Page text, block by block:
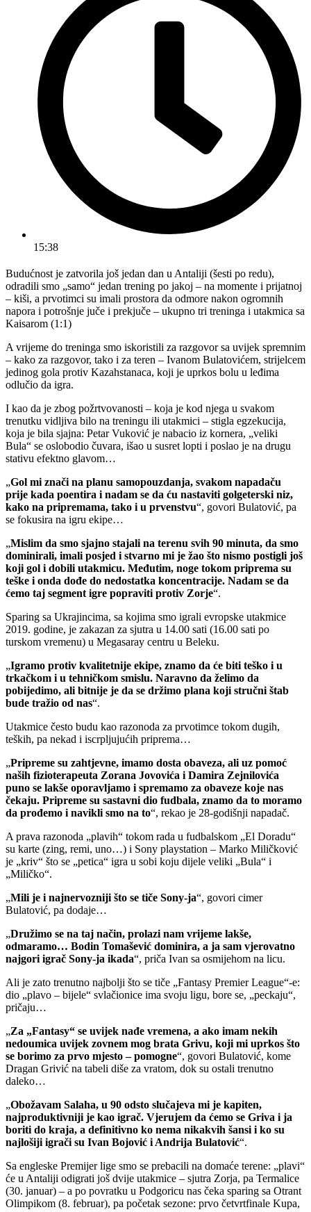
15:38
Budućnost je zatvorila još jedan dan u Antaliji (šesti po redu),
odradili smo „samo“ jedan trening po jakoj – na momente i prijatnoj
– kiši, a prvotimci su imali prostora da odmore nakon ogromnih
napora i potrošnje juče i prekjuče – ukupno tri treninga i utakmica sa
Kaisarom (1:1)
A vrijeme do treninga smo iskoristili za razgovor sa uvijek spremnim
– kako za razgovor, tako i za teren – Ivanom Bulatovićem, strijelcem
jedinog gola protiv Kazahstanaca, koji je uprkos bolu u leđima
odlučio da igra.
I kao da je zbog požrtvovanosti – koja je kod njega u svakom
trenutku vidljiva bilo na treningu ili utakmici – stigla egzekucija,
koja je bila sjajna: Petar Vuković je nabacio iz kornera, „veliki
Bula“ se oslobodio čuvara, išao u susret lopti i poslao je na drugu
stativu efektno glavom…
„Gol mi znači na planu samopouzdanja, svakom napadaču
prije kada poentira i nadam se da ću nastaviti golgeterski niz,
kako na pripremama, tako i u prvenstvu“, govori Bulatović, pa
se fokusira na igru ekipe…
„Mislim da smo sjajno stajali na terenu svih 90 minuta, da smo
dominirali, imali posjed i stvarno mi je žao što nismo postigli još
koji gol i dobili utakmicu. Međutim, noge tokom priprema su
teške i onda dođe do nedostatka koncentracije. Nadam se da
ćemo taj segment igre popraviti protiv Zorje“.
Sparing sa Ukrajincima, sa kojima smo igrali evropske utakmice
2019. godine, je zakazan za sjutra u 14.00 sati (16.00 sati po
turskom vremenu) u Megasaray centru u Beleku.
„Igramo protiv kvalitetnije ekipe, znamo da će biti teško i u
trkačkom i u tehničkom smislu. Naravno da želimo da
pobijedimo, ali bitnije je da se držimo plana koji stručni štab
bude tražio od nas“.
Utakmice često budu kao razonoda za prvotimce tokom dugih,
teških, pa nekad i iscrpljujućih priprema…
„Pripreme su zahtjevne, imamo dosta obaveza, ali uz pomoć
naših fizioterapeuta Zorana Jovovića i Damira Zejnilovića
puno se lakše oporavljamo i spremamo za obaveze koje nas
čekaju. Pripreme su sastavni dio fudbala, znamo da to moramo
da prođemo i navikli smo na to“, rekao je 28-godišnji napadač.
A prava razonoda „plavih“ tokom rada u fudbalskom „El Doradu“
su karte (zing, remi, uno…) i Sony playstation – Marko Miličković
je „kriv“ što se „petica“ igra u sobi koju dijele veliki „Bula“ i
„Miličko“.
„Mili je i najnervozniji što se tiče Sony-ja“, govori cimer
Bulatović, pa dodaje…
„Družimo se na taj način, prolazi nam vrijeme lakše,
odmaramo… Bodin Tomašević dominira, a ja sam vjerovatno
najgori igrač Sony-ja ikada“, priča Ivan sa osmijehom na licu.
Ali je zato trenutno najbolji što se tiče „Fantasy Premier League“-e:
dio „plavo – bijele“ svlačionice ima svoju ligu, bore se, „peckaju“,
pričaju…
„Za „Fantasy“ se uvijek nađe vremena, a ako imam nekih
nedoumica uvijek zovnem mog brata Grivu, koji mi uprkos što
se borimo za prvo mjesto – pomogne“, govori Bulatović, kome
Dragan Grivić na tabeli diše za vratom, dok su ostali trenutno
daleko…
„Obožavam Salaha, u 90 odsto slučajeva mi je kapiten,
najproduktivniji je kao igrač. Vjerujem da ćemo se Griva i ja
boriti do kraja, a definitivno ko nema nikakvih šansi i ko su
najlošiji igrači su Ivan Bojović i Andrija Bulatović“.
Sa engleske Premijer lige smo se prebacili na domaće terene: „plavi“
će u Antaliji odigrati još dvije utakmice – sjutra Zorja, pa Termalice
(30. januar) – a po povratku u Podgoricu nas čeka sparing sa Otrant
Olimpikom (8. februar), pa početak sezone: prvo četvrtfinale Kupa,